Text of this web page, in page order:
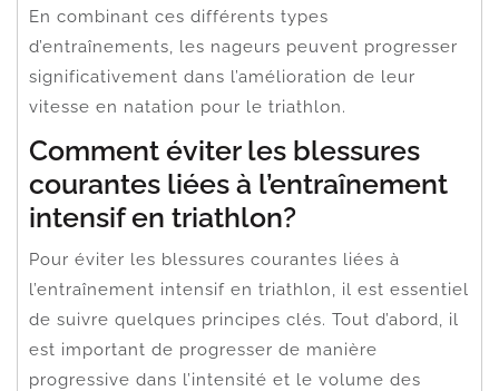
En combinant ces différents types
d’entraînements, les nageurs peuvent progresser
significativement dans l’amélioration de leur
vitesse en natation pour le triathlon.
Comment éviter les blessures
courantes liées à l’entraînement
intensif en triathlon?
Pour éviter les blessures courantes liées à
l’entraînement intensif en triathlon, il est essentiel
de suivre quelques principes clés. Tout d’abord, il
est important de progresser de manière
progressive dans l’intensité et le volume des